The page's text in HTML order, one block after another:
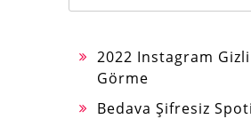
2022 Instagram
Görme
Bedava Şifresiz